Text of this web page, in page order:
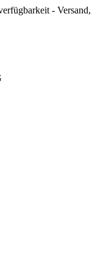
- Versand,